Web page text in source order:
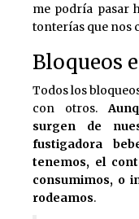
me podría pasar
tonterías que nos
Bloqueos
Todos los
con otros.
surgen de
fustigadora
tenemos, el
consumimos, o
rodeamos.